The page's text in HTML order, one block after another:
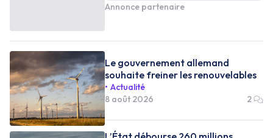
Annonce partenaire
Le gouvernement allemand
souhaite freiner les renouvelables
Actualité
8 août 2026
2